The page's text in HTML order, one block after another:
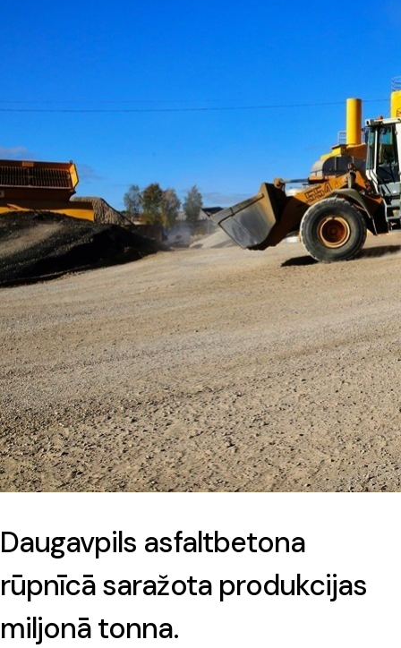
Daugavpils asfaltbetona
rūpnīcā saražota produkcijas
miljonā tonna.